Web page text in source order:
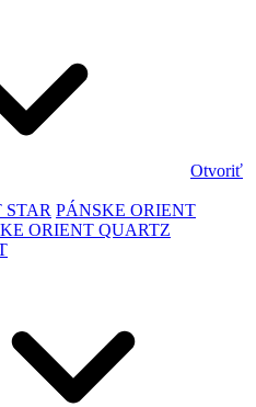
Otvoriť
STAR PÁNSKE ORIENT
ORIENT QUARTZ